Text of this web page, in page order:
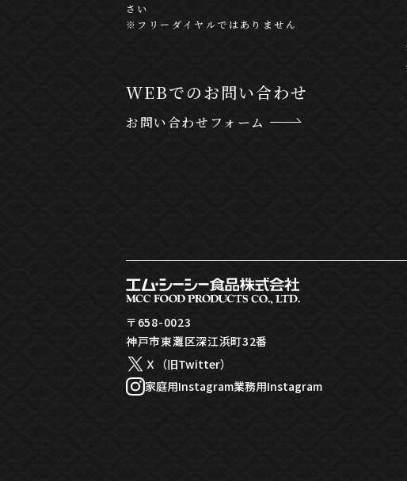
さい
※フリーダイヤルではありません
WEBでのお問い合わせ
お問い合わせフォーム
〒658-0023
神戸市東灘区深江浜町32番
Ｘ（旧Twitter）
家庭用Instagram業務用Instagram